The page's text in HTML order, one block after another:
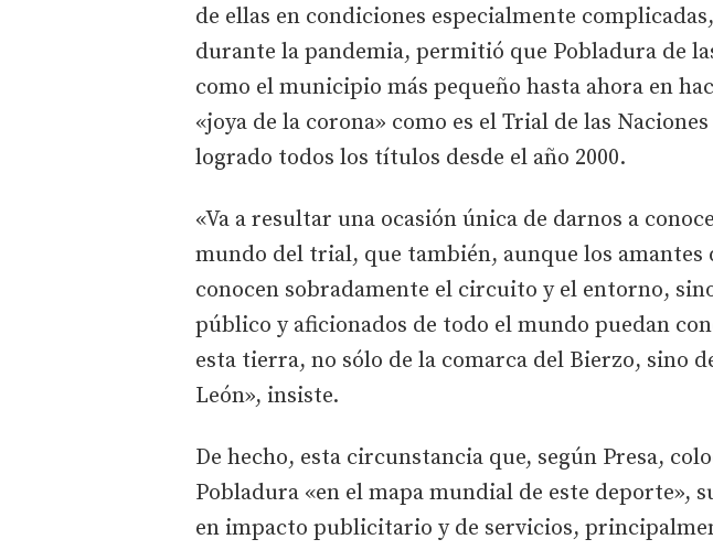
de ellas en condiciones especialmente
durante la pandemia, permitió que Pobladura de
como el municipio más pequeño hasta ahora en
«joya de la corona» como es el Trial de las
logrado todos los títulos desde el año 2000.
«Va a resultar una ocasión única de darnos a
mundo del trial, que también, aunque los amantes
conocen sobradamente el circuito y el entorno,
público y aficionados de todo el mundo puedan
esta tierra, no sólo de la comarca del Bierzo, sino
León», insiste.
De hecho, esta circunstancia que, según Presa,
Pobladura «en el mapa mundial de este deporte»,
en impacto publicitario y de servicios,